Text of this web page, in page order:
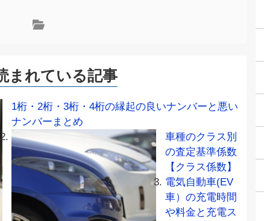
まれている記事
1桁・2桁・3桁・4桁の縁起の良いナンバーと悪い
ナンバーまとめ
車種のクラス別
の査定基準係数
【クラス係数】
電気自動車(EV
車）の充電時間
や料金と充電ス